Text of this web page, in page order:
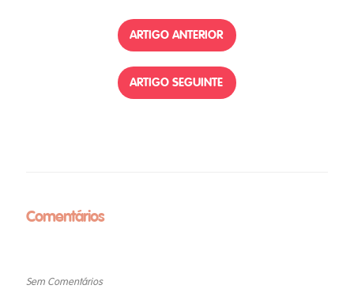
ARTIGO ANTERIOR
ARTIGO SEGUINTE
Comentários
Sem Comentários